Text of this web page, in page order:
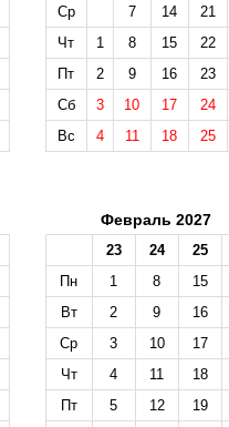
Ср
7 14
21
Чт
1 8 15
22
Пт
2 9 16
23
Сб
3 10 17
24
Вс
4 11 18 25
Февраль 2027
23 24
25
Пн
1 8
15
Вт
2 9
16
Ср
3 10
17
Чт
4 11
18
Пт
5 12
19